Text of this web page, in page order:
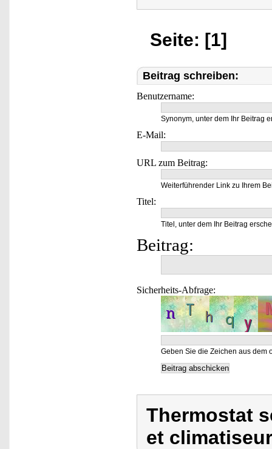
Seite: [1]
Beitrag schreiben:
Benutzername:
Synonym, unter dem Ihr Beitrag
E-Mail:
URL zum Beitrag:
Weiterführender Link zu Ihrem
Titel:
Titel, unter dem Ihr Beitrag
Beitrag:
Sicherheits-Abfrage:
Geben Sie die Zeichen aus dem
Thermostat
et climatiseur